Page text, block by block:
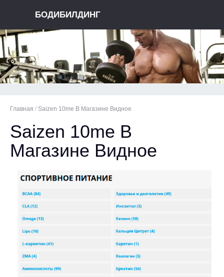
БОДИБИЛДИНГ
Главная / Saizen 10me В Магазине Видное
Saizen 10me В
Магазине Видное